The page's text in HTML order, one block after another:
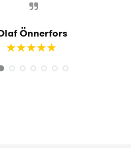
Önnerfors
☆☆☆☆☆
★★★★★